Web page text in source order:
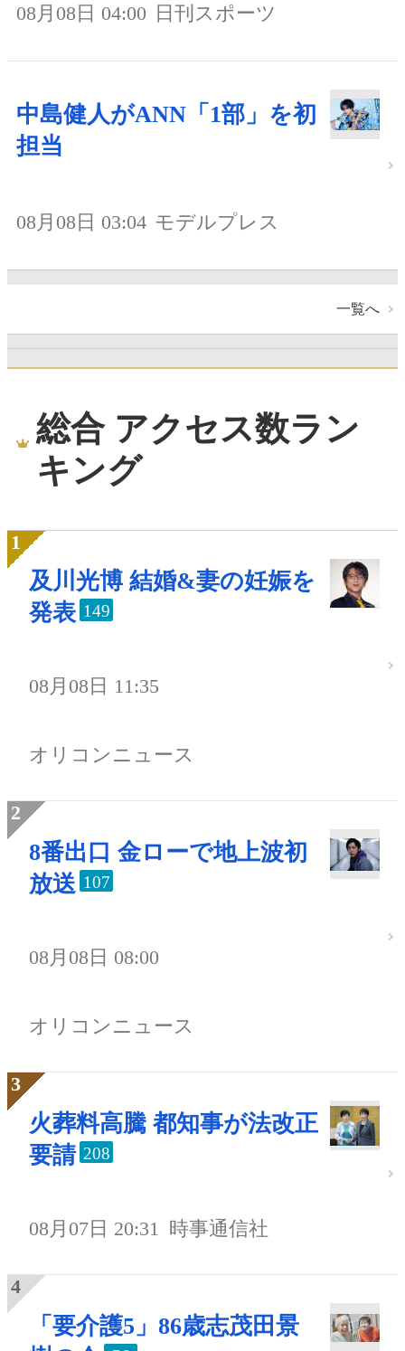
08月08日 04:00 日刊スポーツ
中島健人がANN「1部」を初
担当
08月08日 03:04 モデルプレス
一覧へ
総合 アクセス数ラン
キング
及川光博 結婚&妻の妊娠を
発表 149
08月08日 11:35
オリコンニュース
8番出口 金ローで地上波初
放送 107
08月08日 08:00
オリコンニュース
火葬料高騰 都知事が法改正
要請 208
08月07日 20:31 時事通信社
「要介護5」86歳志茂田景